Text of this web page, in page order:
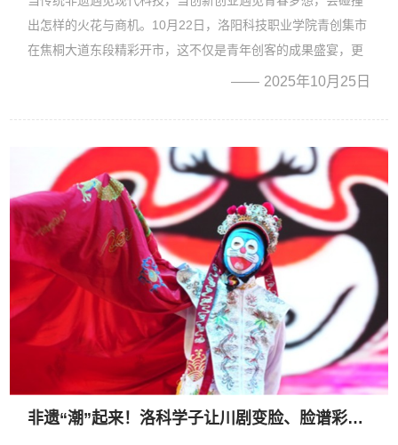
出怎样的火花与商机。10月22日，洛阳科技职业学院青创集市
在焦桐大道东段精彩开市，这不仅是青年创客的成果盛宴，更
是一次传统与现代文化与科技梦想与创新的精彩对话...
2025年10月25日
非遗“潮”起来！洛科学子让川剧变脸、脸谱彩绘“活”在当下